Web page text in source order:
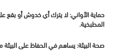
حماية الأواني: لا يترك أي خدوش أو بقع
المطبخية.
صحة البيئة: يساهم في الحفاظ على البيئة